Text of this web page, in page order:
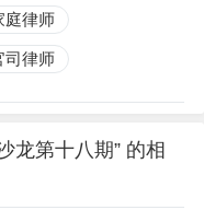
庭律师
司律师
龙第十八期” 的相